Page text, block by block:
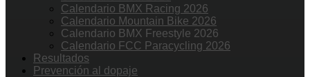
Calendario BMX Racing 2026
Calendario Mountain Bike 2026
Calendario BMX Freestyle 2026
Calendario FCC Paracycling 2026
Resultados
Prevención al dopaje